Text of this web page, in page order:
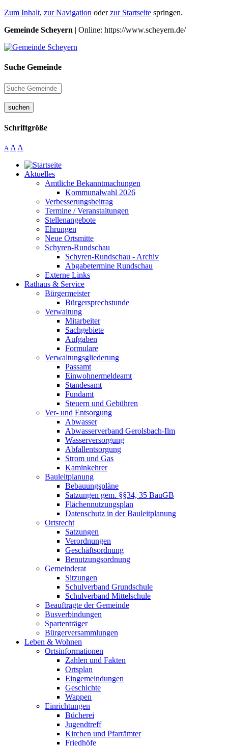
Zum Inhalt, zur Navigation oderzur Startseite springen.
Gemeinde Scheyern | Online: https://www.scheyern.de/
Suche Gemeinde
suchen
Schriftgröße
A A A
Aktuelles
Amtliche Bekanntmachungen
Kommunalwahl 2026
Verbesserungsbeitrag
Termine / Veranstaltungen
Stellenangebote
Ehrungen
Neue Ortsmitte
Schyren-Rundschau
Schyren-Rundschau - Archiv
Abgabetermine Rundschau
Externe Links
Rathaus & Service
Bürgermeister
Bürgersprechstunde
Verwaltung
Mitarbeiter
Sachgebiete
Aufgaben
Formulare
Verwaltungsgliederung
Passamt
Einwohnermeldeamt
Standesamt
Fundamt
Steuern und Gebühren
Ver- und Entsorgung
Abwasser
Abwasserverband Gerolsbach-Ilm
Wasserversorgung
Abfallentsorgung
Strom und Gas
Kaminkehrer
Bauleitplanung
Bebauungspläne
Satzungen gem. §§34, 35 BauGB
Flächennutzungsplan
Datenschutz in der Bauleitplanung
Ortsrecht
Satzungen
Verordnungen
Geschäftsordnung
Benutzungsordnung
Gemeinderat
Sitzungen
Schulverband Grundschule
Schulverband Mittelschule
Beauftragte der Gemeinde
Busverbindungen
Spartenträger
Bürgerversammlungen
Leben & Wohnen
Ortsinformationen
Zahlen und Fakten
Ortsplan
Eingemeindungen
Geschichte
Wappen
Einrichtungen
Bücherei
Jugendtreff
Kirchen und Pfarrämter
Friedhöfe